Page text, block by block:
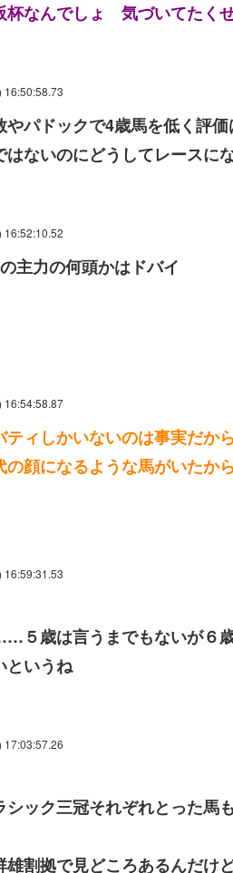
杯なんでしょ 気づいてたく
16:50:58.73
パドックで4歳馬を低く評
ないのにどうしてレースに
16:52:10.52
主力の何頭かはドバイ
16:54:58.87
ィしかいないのは事実だか
顔になるような馬がいたか
16:59:31.53
５歳は言うまでもないが６
というね
17:03:57.26
ック三冠それぞれとった馬
割拠で見どころあるんだけ